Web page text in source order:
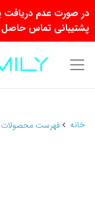
در صورت عدم دریافت
پشتیبانی تماس حاصل
خانه فهرست محصولات